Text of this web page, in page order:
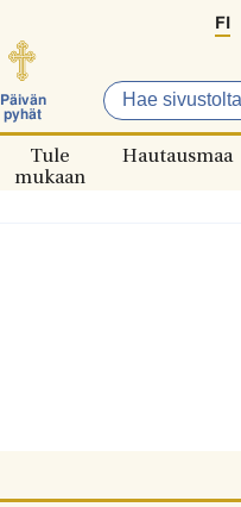
Päivän
pyhät
FI
Tule
mukaan
Hautausmaa